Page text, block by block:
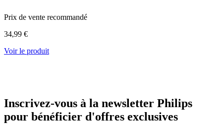
Prix de vente recommandé
34,99 €
Voir le produit
Inscrivez-vous à la newsletter Philips
pour bénéficier d'offres exclusives